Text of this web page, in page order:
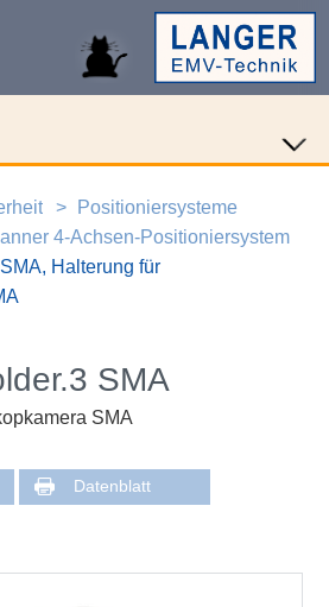
Positioniersysteme
4-Achsen-Positioniersystem
Halterung für
SMA
SMA
Datenblatt